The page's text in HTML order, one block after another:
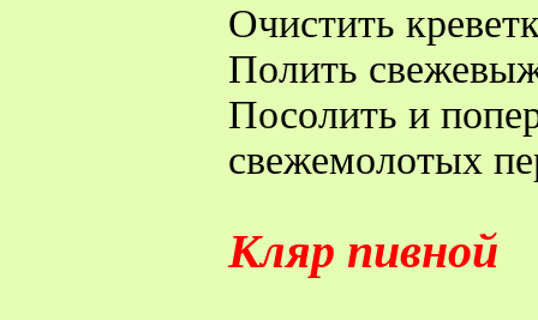
Очистить
Полить
Посолить и
свежемолотых
Кляр пивной